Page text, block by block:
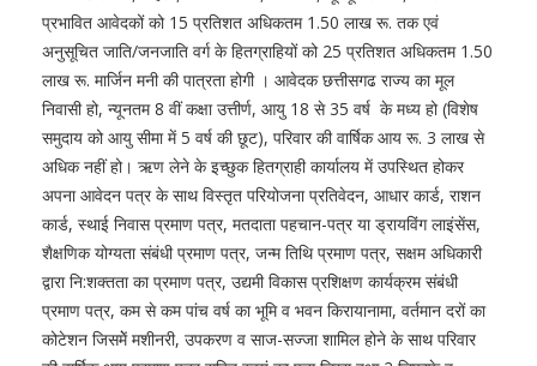
प्रभावित आवेदकों को 15 प्रतिशत अधिकतम 1.50 लाख रू. तक एवं
अनुसूचित जाति/जनजाति वर्ग के हितग्राहियों को 25 प्रतिशत अधिकतम 1.50
लाख रू. मार्जिन मनी की पात्रता होगी । आवेदक छत्तीसगढ राज्य का मूल
निवासी हो, न्यूनतम 8 वीं कक्षा उत्तीर्ण, आयु 18 से 35 वर्ष के मध्य हो (विशेष
समुदाय को आयु सीमा में 5 वर्ष की छूट), परिवार की वार्षिक आय रू. 3 लाख से
अधिक नहीं हो। ऋण लेने के इच्छुक हितग्राही कार्यालय में उपस्थित होकर
अपना आवेदन पत्र के साथ विस्तृत परियोजना प्रतिवेदन, आधार कार्ड, राशन
कार्ड, स्थाई निवास प्रमाण पत्र, मतदाता पहचान-पत्र या ड्रायविंग लाइंसेंस,
शैक्षणिक योग्यता संबंधी प्रमाण पत्र, जन्म तिथि प्रमाण पत्र, सक्षम अधिकारी
द्वारा नि:शक्तता का प्रमाण पत्र, उद्यमी विकास प्रशिक्षण कार्यक्रम संबंधी
प्रमाण पत्र, कम से कम पांच वर्ष का भूमि व भवन किरायानामा, वर्तमान दरों का
कोटेशन जिसमेें मशीनरी, उपकरण व साज-सज्जा शामिल होने के साथ परिवार